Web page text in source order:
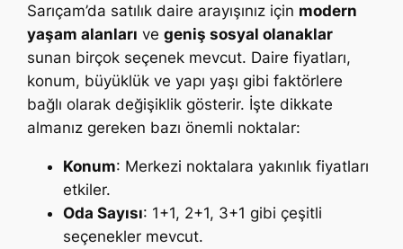
Sarıçam’da satılık daire arayışınız için modern
yaşam alanları vegeniş sosyal olanaklar
sunan birçok seçenek mevcut. Daire fiyatları,
konum, büyüklük ve yapı yaşı gibi faktörlere
bağlı olarak değişiklik gösterir. İşte dikkate
almanız gereken bazı önemli noktalar:
Konum: Merkezi noktalara yakınlık fiyatları
etkiler.
Oda Sayısı: 1+1, 2+1, 3+1 gibi çeşitli
seçenekler mevcut.